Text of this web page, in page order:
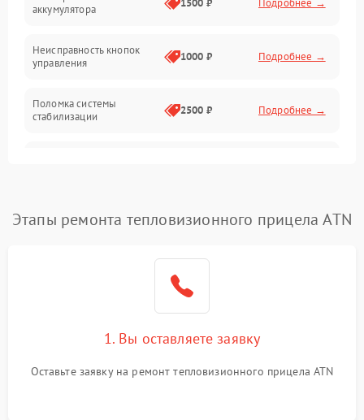
аккумулятора
1500 ₽ Подробнее →
Неисправность кнопок
управления
1000 ₽ Подробнее →
Поломка системы
стабилизации
2500 ₽ Подробнее →
Wi-Fi
1500 ₽ Подробнее →
2000 ₽
1500 ₽
автоматического
1500 ₽ Подробнее →
Этапы ремонта тепловизионного прицела ATN
1. Вы оставляете заявку
Оставьте заявку на ремонт тепловизионного прицела ATN